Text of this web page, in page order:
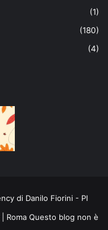
(1)
(180)
(4)
di Danilo Fiorini - PI
Roma Questo blog non è